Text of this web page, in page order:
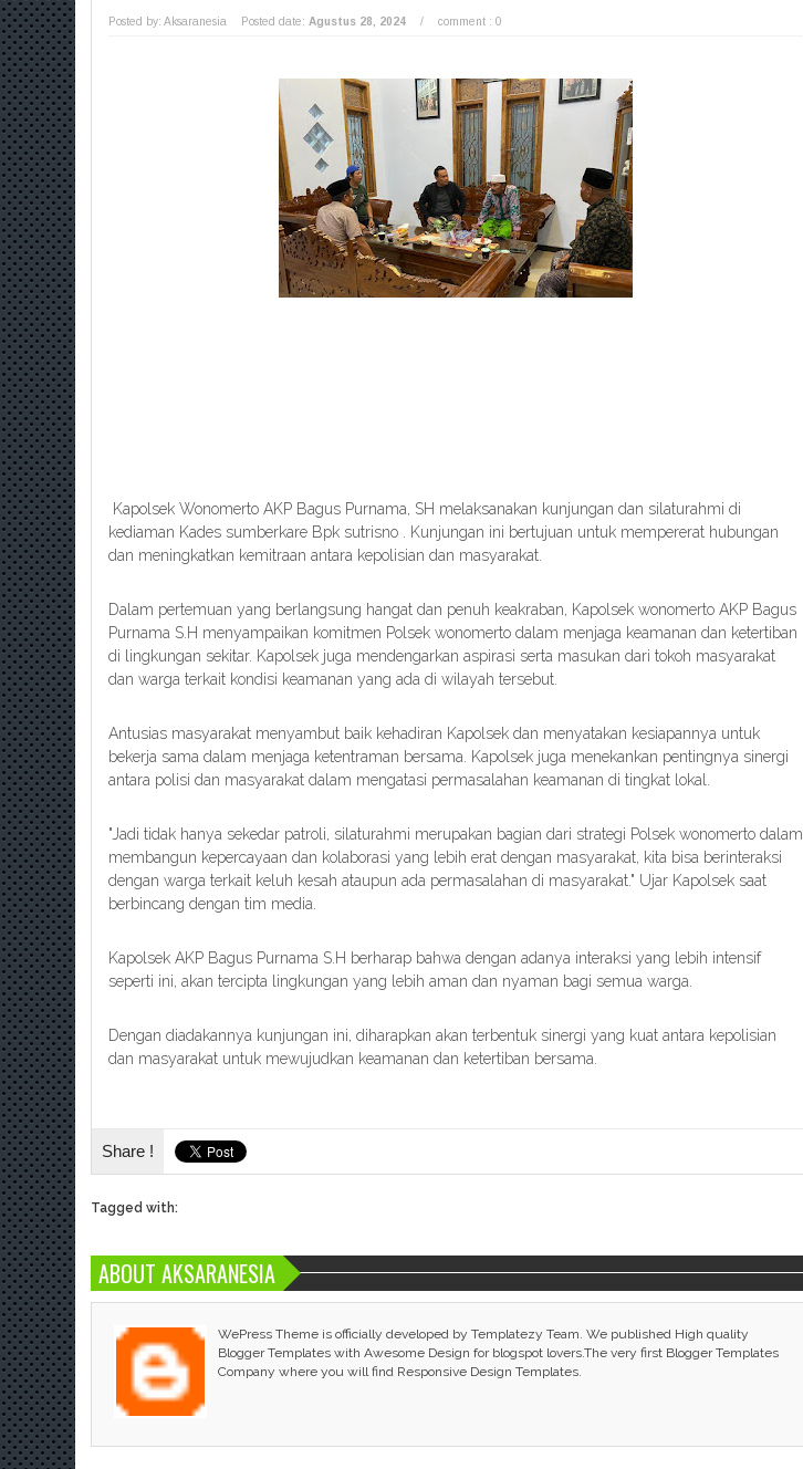
Posted by: Aksaranesia Posted date: Agustus 28, 2024 / comment : 0
Kapolsek Wonomerto AKP Bagus Purnama, SH melaksanakan kunjungan dan silaturahmi di
kediaman Kades sumberkare Bpk sutrisno . Kunjungan ini bertujuan untuk mempererat hubungan
dan meningkatkan kemitraan antara kepolisian dan masyarakat.
Dalam pertemuan yang berlangsung hangat dan penuh keakraban, Kapolsek wonomerto AKP Bagus
Purnama S.H menyampaikan komitmen Polsek wonomerto dalam menjaga keamanan dan ketertiban
di lingkungan sekitar. Kapolsek juga mendengarkan aspirasi serta masukan dari tokoh masyarakat
dan warga terkait kondisi keamanan yang ada di wilayah tersebut.
Antusias masyarakat menyambut baik kehadiran Kapolsek dan menyatakan kesiapannya untuk
bekerja sama dalam menjaga ketentraman bersama. Kapolsek juga menekankan pentingnya sinergi
antara polisi dan masyarakat dalam mengatasi permasalahan keamanan di tingkat lokal.
"Jadi tidak hanya sekedar patroli, silaturahmi merupakan bagian dari strategi Polsek wonomerto dalam
membangun kepercayaan dan kolaborasi yang lebih erat dengan masyarakat, kita bisa berinteraksi
dengan warga terkait keluh kesah ataupun ada permasalahan di masyarakat." Ujar Kapolsek saat
berbincang dengan tim media.
Kapolsek AKP Bagus Purnama S.H berharap bahwa dengan adanya interaksi yang lebih intensif
seperti ini, akan tercipta lingkungan yang lebih aman dan nyaman bagi semua warga.
Dengan diadakannya kunjungan ini, diharapkan akan terbentuk sinergi yang kuat antara kepolisian
dan masyarakat untuk mewujudkan keamanan dan ketertiban bersama.
Share !
Tagged with:
ABOUT AKSARANESIA
WePress Theme is officially developed by Templatezy Team. We published High quality
Blogger Templates with Awesome Design for blogspot lovers.The very first Blogger Templates
Company where you will find Responsive Design Templates.